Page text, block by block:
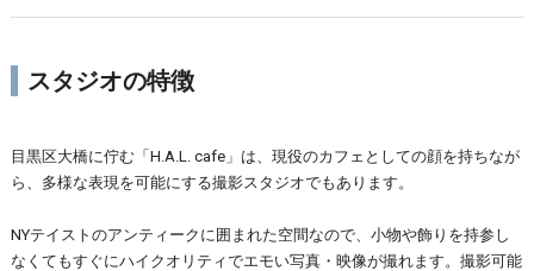
スタジオの特徴
目黒区大橋に佇む「H.A.L. cafe」は、現役のカフェとしての顔を持ちなが
ら、多様な表現を可能にする撮影スタジオでもあります。
NYテイストのアンティークに囲まれた空間なので、小物や飾りを持参し
なくてもすぐにハイクオリティでエモい写真・映像が撮れます。撮影可能